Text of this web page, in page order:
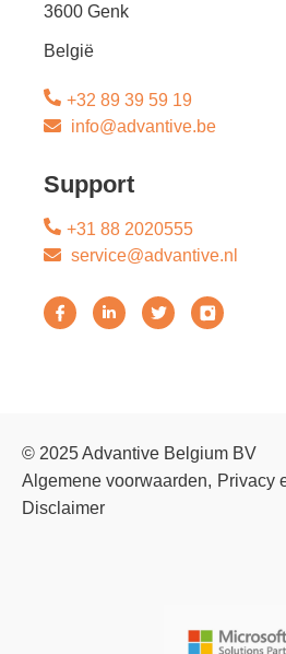
3600 Genk
België
+32 89 39 59 19
info@advantive.be
Support
+31 88 2020555
service@advantive.nl
© 2025 Advantive Belgium BV
Algemene voorwaarden
Privacy
Disclaimer